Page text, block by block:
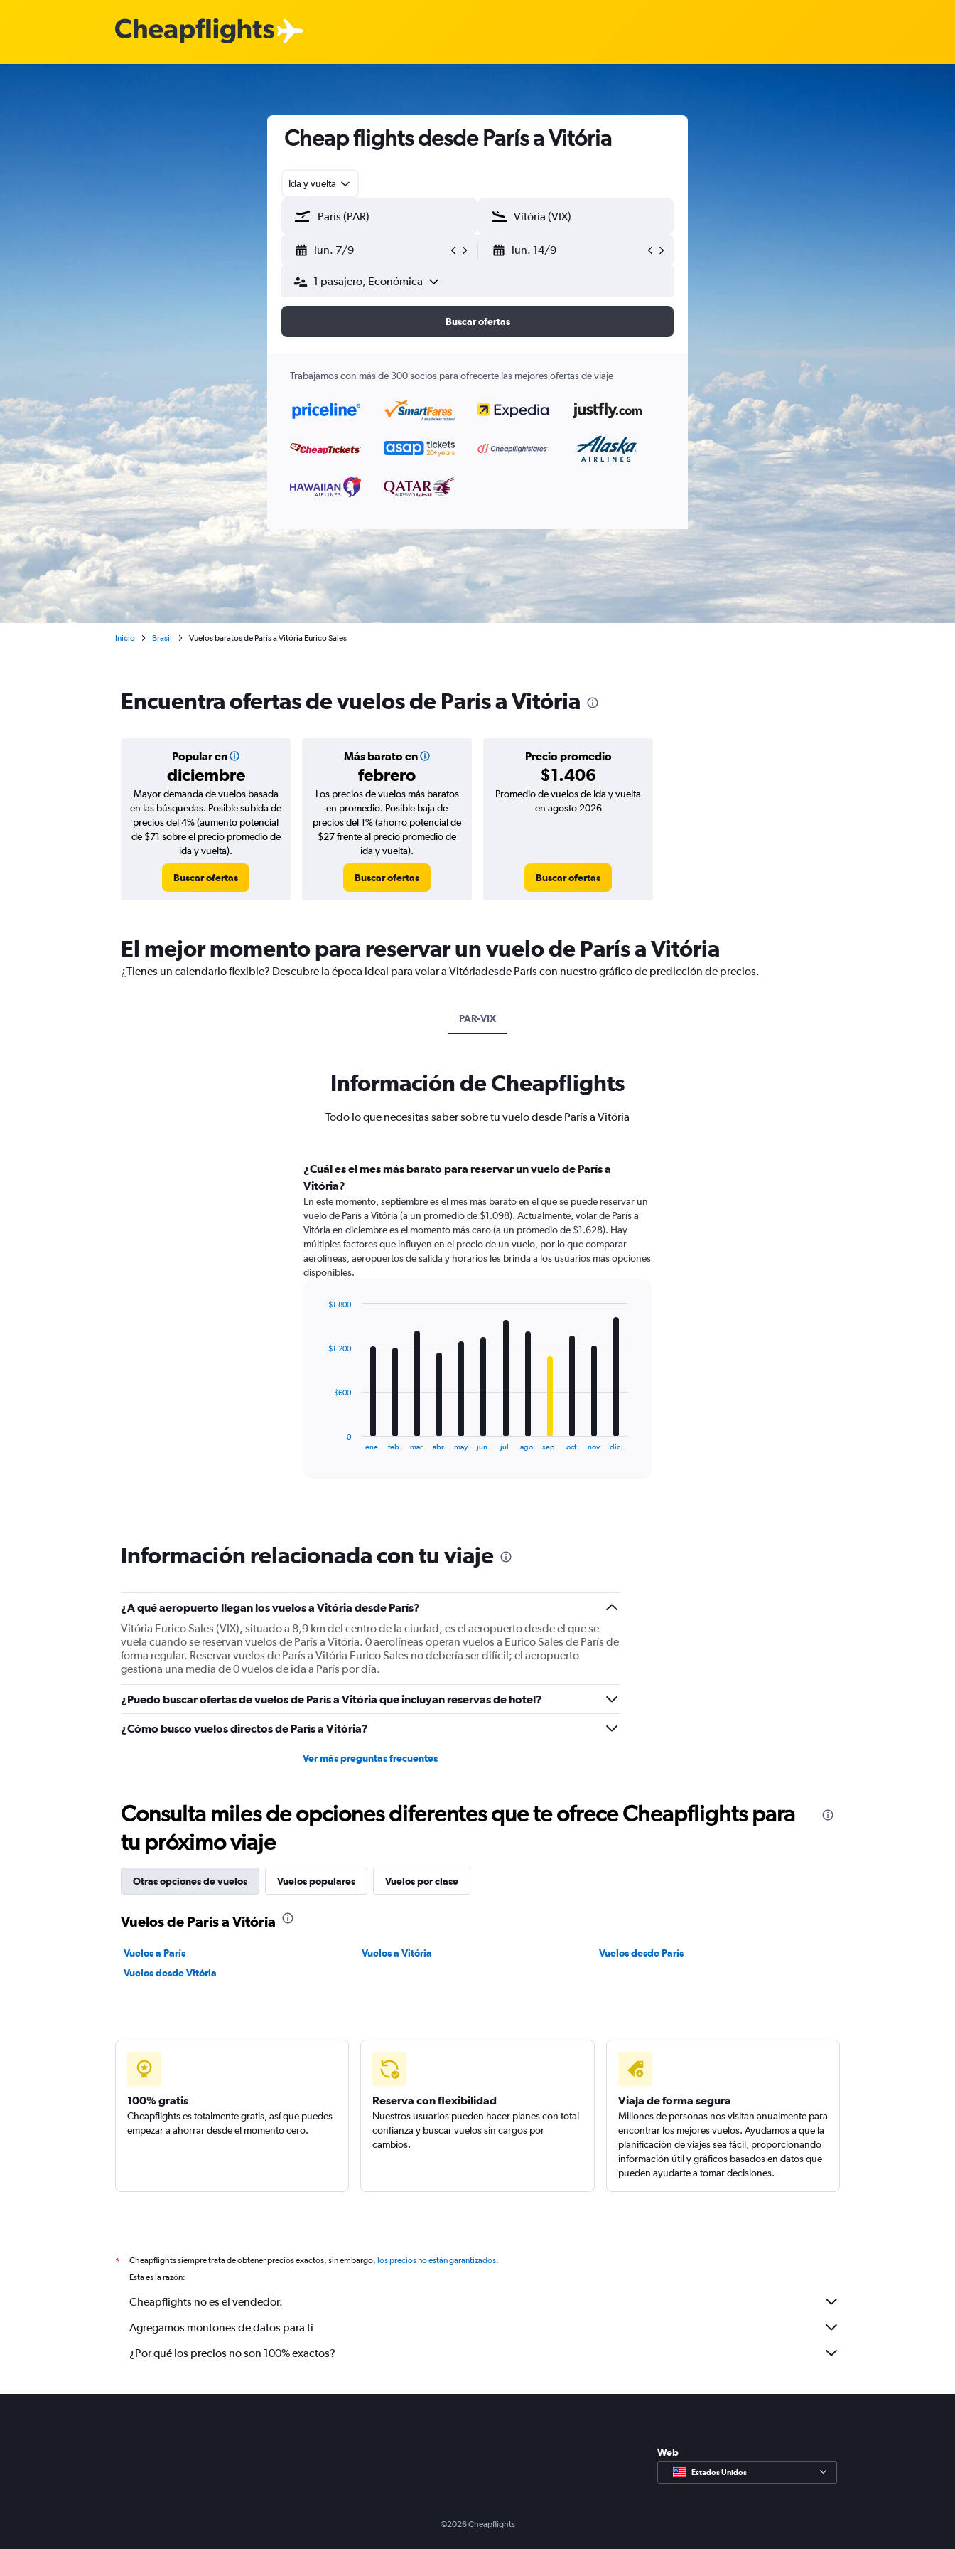
Cheap flights desde París a Vitória
Ida y vuelta
lun. 7/9 lun. 14/9
1 pasajero, Económica
Buscar ofertas
Trabajamos con más de 300 socios para ofrecerte las mejores ofertas de viaje
Inicio Brasil Vuelos baratos de París a Vitória Eurico Sales
Encuentra ofertas de vuelos de París a Vitória
Popular en
diciembre
Más barato en
febrero
Precio promedio
$1.406
Mayor demanda de vuelos basada
en las búsquedas. Posible subida de
precios del 4% (aumento potencial
de $71 sobre el precio promedio de
ida y vuelta).
Buscar ofertas
Los precios de vuelos más baratos
en promedio. Posible baja de
precios del 1% (ahorro potencial de
$27 frente al precio promedio de
ida y vuelta).
Buscar ofertas
Promedio de vuelos de ida y vuelta
en agosto 2026
Buscar ofertas
El mejor momento para reservar un vuelo de París a Vitória
¿Tienes un calendario flexible? Descubre la época ideal para volar a Vitóriadesde París con nuestro gráfico de predicción de precios.
PAR-VIX
Información de Cheapflights
Todo lo que necesitas saber sobre tu vuelo desde París a Vitória
¿Cuál es el mes más barato para reservar un vuelo de París a
Vitória?
En este momento, septiembre es el mes más barato en el que se puede reservar un
vuelo de París a Vitória (a un promedio de $1.098). Actualmente, volar de París a
Vitória en diciembre es el momento más caro (a un promedio de $1.628). Hay
múltiples factores que influyen en el precio de un vuelo, por lo que comparar
aerolíneas, aeropuertos de salida y horarios les brinda a los usuarios más opciones
disponibles.
12
The
chart
has
Y
axis
displaying
values.
Range:
0
to
1800.
ene. feb. mar. abr. may. jun. jul. ago. sep. oct. nov. dic.
0
$600
$1.200
$1.800
Información relacionada con tu viaje
¿A qué aeropuerto llegan los vuelos a Vitória desde París?
Vitória Eurico Sales (VIX), situado a 8,9 km del centro de la ciudad, es el aeropuerto desde el que se
vuela cuando se reservan vuelos de París a Vitória. 0 aerolíneas operan vuelos a Eurico Sales de París de
forma regular. Reservar vuelos de París a Vitória Eurico Sales no debería ser difícil; el aeropuerto
gestiona una media de 0 vuelos de ida a París por día.
¿Puedo buscar ofertas de vuelos de París a Vitória que incluyan reservas de hotel?
¿Cómo busco vuelos directos de París a Vitória?
Ver más preguntas frecuentes
Consulta miles de opciones diferentes que te ofrece Cheapflights para
tu próximo viaje
Otras opciones de vuelos Vuelos populares Vuelos por clase
Vuelos de París a Vitória
Vuelos a París Vuelos a Vitória
Vuelos desde París
Vuelos desde Vitória
100% gratis
Cheapflights es totalmente gratis, así que puedes
empezar a ahorrar desde el momento cero.
Reserva con flexibilidad
Nuestros usuarios pueden hacer planes con total
confianza y buscar vuelos sin cargos por
cambios.
Viaja de forma segura
Millones de personas nos visitan anualmente para
encontrar los mejores vuelos. Ayudamos a que la
planificación de viajes sea fácil, proporcionando
información útil y gráficos basados en datos que
pueden ayudarte a tomar decisiones.
* Cheapflights siempre trata de obtener precios exactos, sin embargo, los precios no están garantizados.
Esta es la razón:
Cheapflights no es el vendedor.
Agregamos montones de datos para ti
¿Por qué los precios no son 100% exactos?
Web
Estados Unidos
©2026Cheapflights